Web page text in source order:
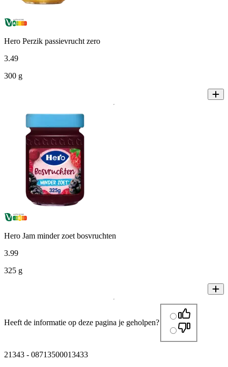
Hero Perzik passievrucht zero
3.49
300 g
Hero Jam minder zoet bosvruchten
3.99
325 g
Heeft de informatie op deze pagina je geholpen?
21343 - 08713500013433